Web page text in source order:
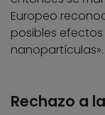
Europeo
posibles
nanopartículas».
Rechazo a